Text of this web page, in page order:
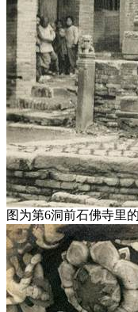
图为第6洞前石佛寺里